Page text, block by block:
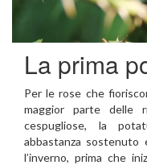
La prima
Per le rose che
maggior parte delle
cespugliose, la
abbastanza sostenuto
l’inverno, prima che